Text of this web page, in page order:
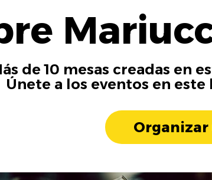
de 10 mesas creadas en
Únete a los eventos en
Organizar